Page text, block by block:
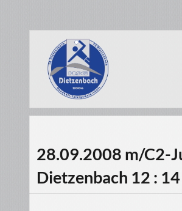
28.09.2008 m/C2-
Dietzenbach 12 : 14